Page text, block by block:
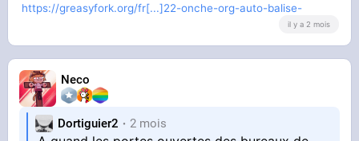
https://greasyfork.org/fr[...]22-onche-org-auto-balise-
il y a 2 mois
Neco
Dortiguier2 2 mois